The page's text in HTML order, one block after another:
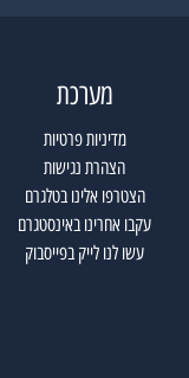
מערכת
מדיניות פרטיות
הצהרת נגישות
הצטרפו אלינו בטלגרם
עקבו אחרינו באינסטגרם
עשו לנו לייק בפייסבוק